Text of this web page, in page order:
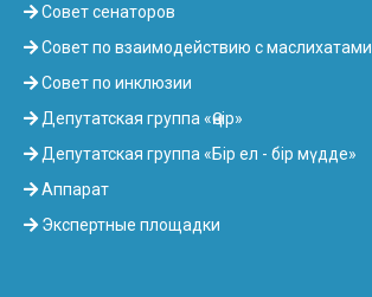
Совет сенаторов
Совет по взаимодействию с маслихатами
Совет по инклюзии
Депутатская группа «Өңір»
Депутатская группа «Бір ел - бір мүдде»
Аппарат
Экспертные площадки